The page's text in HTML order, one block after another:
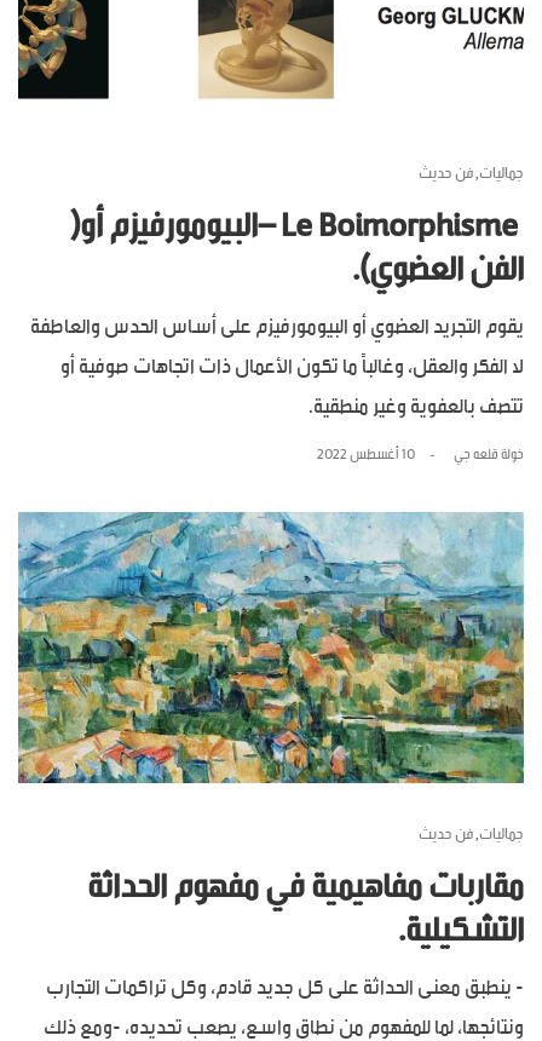
جماليات,فن حديث
Le Boimorphisme –البيومورفيزم أو(
الفن العضوي).
يقوم التجريد العضوي أو البيومورفيزم على أساس الحدس والعاطفة
لا الفكر والعقل، وغالباً ما تكون الأعمال ذات اتجاهات صوفية أو
تتصف بالعفوية وغير منطقية.
خولة قلعه جي 10 أغسطس 2022
جماليات,فن حديث
مقاربات مفاهيمية في مفهوم الحداثة
التشكيلية.
- ينطبق معنى الحداثة على كل جديد قادم، وكل تراكمات التجارب
ونتائجها، لما للمفهوم من نطاق واسع، يصعب تحديده، -ومع ذلك